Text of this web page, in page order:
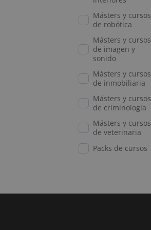
Másters y cursos
de robótica
Másters y cursos
de imagen y
sonido
Másters y cursos
de inmobiliaria
Másters y cursos
de criminología
Másters y cursos
de veterinaria
Packs de cursos